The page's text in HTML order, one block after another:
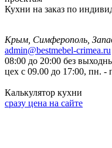
Кухни на заказ по
Крым, Симферополь,
admin@bestmebel-crimea.ru
08:00 до 20:00 без
цех с 09.00 до 17:00, пн. -
Калькулятор кухни
сразу цена на сайте